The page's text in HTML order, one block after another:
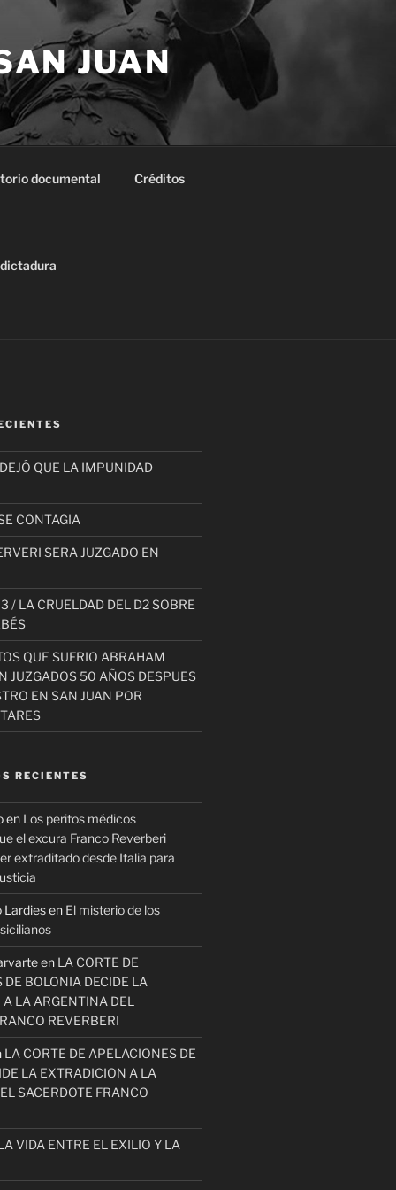
JUAN
documental Créditos
QUE LA IMPUNIDAD
CONTAGIA
SERA JUZGADO EN
/ LA CRUELDAD DEL D2 SOBRE
QUE SUFRIO ABRAHAM
JUZGADOS 50 AÑOS DESPUES
EN SAN JUAN POR
RECIENTES
en Los peritos médicos
el excura Franco Reverberi
extraditado desde Italia para
Lardiesen El misterio de los
en LA CORTE DE
DE BOLONIA DECIDE LA
LA ARGENTINA DEL
REVERBERI
LA CORTE DE APELACIONES DE
LA EXTRADICION A LA
SACERDOTE FRANCO
VIDA ENTRE EL EXILIO Y LA